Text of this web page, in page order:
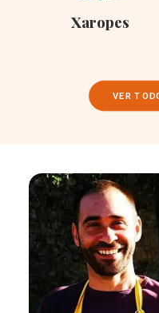
Xaropes
VER